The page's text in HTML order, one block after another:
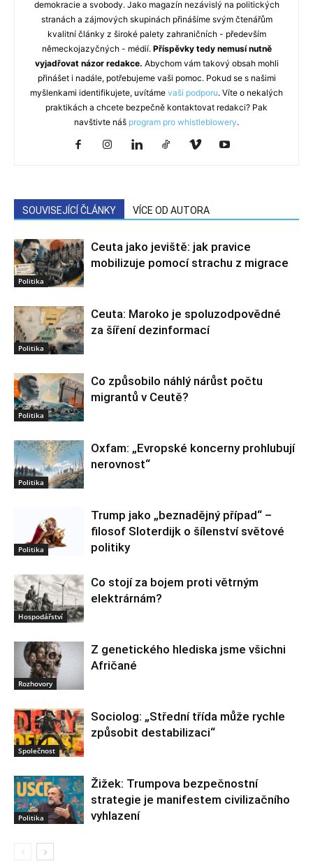
demokracie a svobody. Jako magazín nezávislý na politických
stranách a zájmových skupinách přinášíme svým čtenářům
kvalitní články z široké palety zahraničních - především
německojazyčných - médií. Příspěvky tedy nemusí nutně
vyjadřovat názor redakce. Abychom vám takový obsah mohli
přinášet i nadále, potřebujeme vaši pomoc. Pokud se s našimi
myšlenkami identifikujete, uvítáme vaši podporu. Víte o nekalých
praktikách a chcete bezpečně kontaktovat redakci? Pak
navštivte náš program pro whistleblowery.
SOUVISEJÍCÍ ČLÁNKY VÍCE OD AUTORA
Politika
Ceuta jako jeviště: jak pravice
mobilizuje pomocí strachu z migrace
Politika
Ceuta: Maroko je spoluzodpovědné
za šíření dezinformací
Politika
Co způsobilo náhlý nárůst počtu
migrantů v Ceutě?
Politika
Oxfam: „Evropské koncerny prohlubují
nerovnost“
Politika
Trump jako „beznadějný případ“ –
filosof Sloterdijk o šílenství světové
politiky
Hospodářství
Co stojí za bojem proti větrným
elektrárnám?
Rozhovory
Z genetického hlediska jsme všichni
Afričané
Společnost
Sociolog: „Střední třída může rychle
způsobit destabilizaci“
Politika
Žižek: Trumpova bezpečnostní
strategie je manifestem civilizačního
vyhlazení